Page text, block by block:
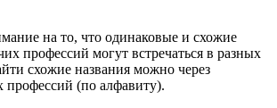
на то, что одинаковые и схожие
профессий могут встречаться в разных
схожие названия можно через
профессий (по алфавиту).